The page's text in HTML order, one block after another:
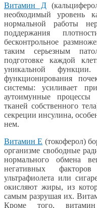
Витамин Д
необходимый уровень
нормальной работы
поддержания
бесконтрольное
таким серьезным
подготовке каждой
уникальной
функционирования
системы: усиливает
аутоимунные процессы
тканей собственного
секреции инсулина,
нем.
Витамин Е (токоферол)
организме свободные
нормального обмена
негативных
ультрафиолета или
окисляют жиры, из
самым разрушая их.
Кроме того,